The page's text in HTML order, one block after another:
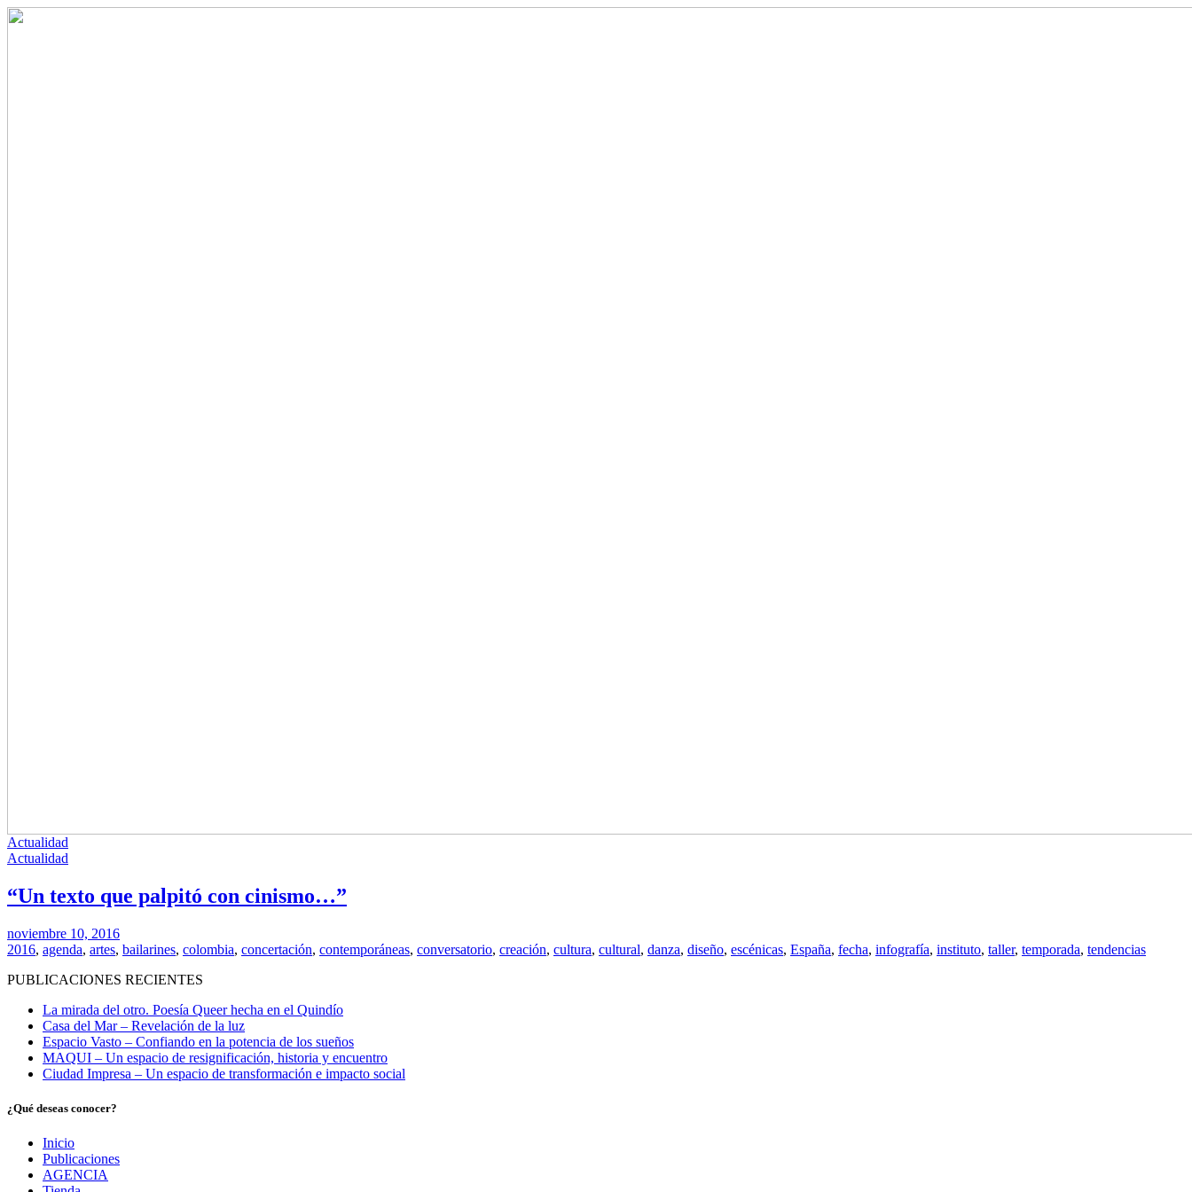
Actualidad
Actualidad
“Un texto que palpitó con cinismo…”
noviembre 10, 2016
2016, agenda, artes, bailarines, colombia, concertación, contemporáneas, conversatorio, creación, cultura, cultural, danza, diseño, escénicas, España, fecha, infografía, instituto, taller, temporada, tendencias
PUBLICACIONES RECIENTES
La mirada del otro. Poesía Queer hecha en el Quindío
Casa del Mar – Revelación de la luz
Espacio Vasto – Confiando en la potencia de los sueños
MAQUI – Un espacio de resignificación, historia y encuentro
Ciudad Impresa – Un espacio de transformación e impacto social
¿Qué deseas conocer?
Inicio
Publicaciones
AGENCIA